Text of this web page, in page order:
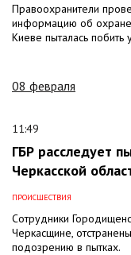
Правоохранители
информацию об охране
Киеве пыталась побить
08 февраля
11:49
ГБР расследует
Черкасской
ПРОИСШЕСТВИЯ
Сотрудники
Черкасщине,
подозрению в пытках.